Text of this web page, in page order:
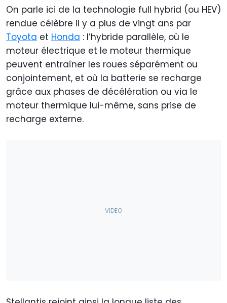
On parle ici de la technologie full hybrid (ou HEV)
rendue célèbre il y a plus de vingt ans par
Toyota et Honda : l’hybride parallèle, où le
moteur électrique et le moteur thermique
peuvent entraîner les roues séparément ou
conjointement, et où la batterie se recharge
grâce aux phases de décélération ou via le
moteur thermique lui-même, sans prise de
recharge externe.